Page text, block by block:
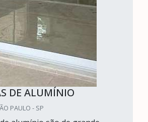
DE ALUMÍNIO
PAULO - SP